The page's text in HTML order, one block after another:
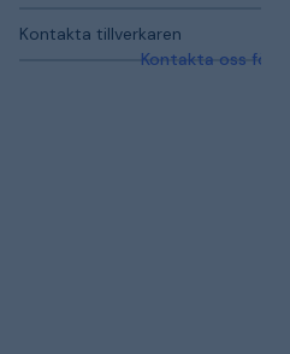
Kontakta tillverkaren
Kontakta oss för